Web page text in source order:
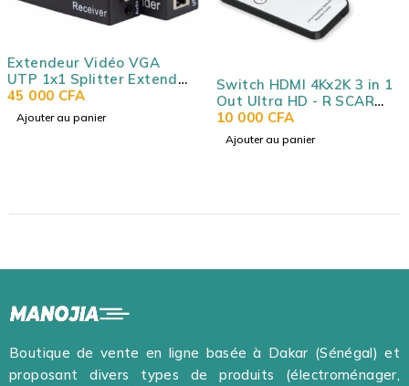
Extendeur Vidéo VGA
UTP 1x1 Splitter Extender
avec Audio Cat5/6 à 300M
- Câbles Illimités - VGA
UTP EXTENDER WITH
45 000 CFA
Ajouter au panier
Switch HDMI 4Kx2K 3 in 1
Out Ultra HD - R SCAR
RS-HDMI302
10 000 CFA
Ajouter au panier
Boutique de vente en ligne basée à Dakar (Sénégal) et
proposant divers types de produits (électroménager,